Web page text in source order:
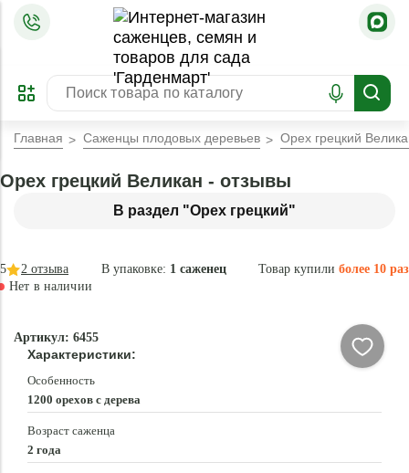
ПРЕДЗАКАЗ
ЗАБРОНИРОВАТЬ
ЛУЧШЕЕ
Главная Саженцы плодовых деревьев Орех грецкий
В раздел "Орех грецкий"
Орех грецкий Великан - отзывы
В упаковке: 1 саженец Товар купили более 10 раз
5 2 отзыва
Нет в наличии
Артикул: 6455
Характеристики:
Особенность
1200 орехов с дерева
Возраст саженца
2 года